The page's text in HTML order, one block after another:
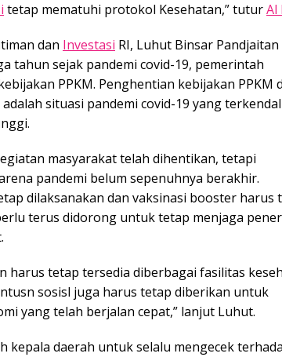
tetap mematuhi protokol Kesehatan,” tuturAl
dan Investasi RI, Luhut Binsar Pandjaitan
tahun sejak pandemi covid-19, pemerintah
PPKM. Penghentian kebijakan PPKM
situasi pandemi covid-19 yang
masyarakat telah dihentikan, tetapi
pandemi belum sepenuhnya berakhir.
dilaksanakan dan vaksinasi booster harus
terus didorong untuk tetap menjaga
harus tetap tersedia diberbagai fasilitas
sosisl juga harus tetap diberikan untuk
yang telah berjalan cepat,” lanjut Luhut.
kepala daerah untuk selalu mengecek